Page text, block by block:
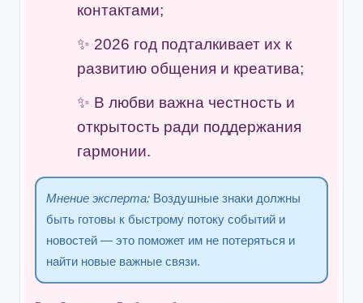
контактами;
2026 год подталкивает их к
развитию общения и креатива;
В любви важна честность и
открытость ради поддержания
гармонии.
Мнение эксперта: Воздушные знаки должны
быть готовы к быстрому потоку событий и
новостей — это поможет им не потеряться и
найти новые важные связи.